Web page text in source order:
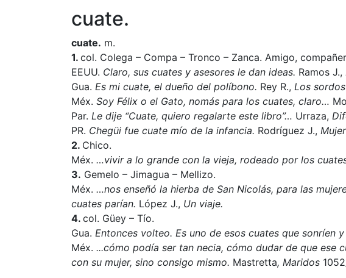
cuate.
cuate. m.
1. col. Colega – Compa – Tronco – Zanca. Amigo,
EEUU. Claro, sus cuates y asesores le dan ideas. Ramos J.,
Gua. Es mi cuate, el dueño del políbono. Rey R., Los sordos
Méx. Soy Félix o el Gato, nomás para los cuates, claro…
Par. Le dije “Cuate, quiero regalarte este libro”… Urraza,
PR. Chegüi fue cuate mío de la infancia. Rodríguez J., Mujer
2. Chico.
Méx. …vivir a lo grande con la vieja, rodeado por los
3. Gemelo – Jimagua – Mellizo.
Méx. …nos enseñó la hierba de San Nicolás, para las
cuates parían. López J., Un viaje.
4. col. Güey – Tío.
Gua. Entonces volteo. Es uno de esos cuates que sonríen y
Méx. ...cómo podía ser tan necia, cómo dudar de que ese
con su mujer, sino consigo mismo. Mastretta, Maridos